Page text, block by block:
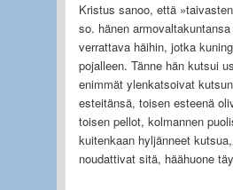
Kristus sanoo, että
so. hänen
verrattava häihin, jotka
pojalleen. Tänne hän kutsui
enimmät ylenkatsoivat
esteitänsä, toisen esteenä
toisen pellot, kolmannen
kuitenkaan hyljänneet
noudattivat sitä, häähuone